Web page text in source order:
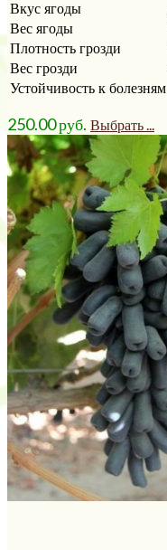
Вкус ягоды
Вес ягоды
Плотность грозди
Вес грозди
Устойчивость к болезням
250.00руб. Выбрать ...